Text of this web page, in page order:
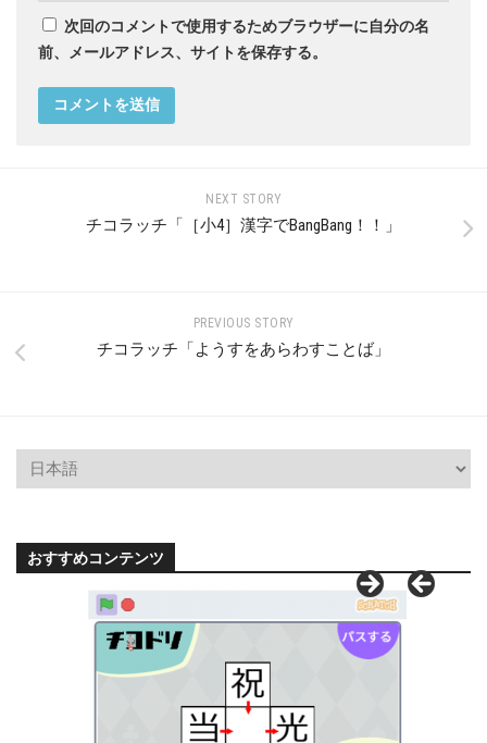
次回のコメントで使用するためブラウザーに自分の名
前、メールアドレス、サイトを保存する。
NEXT STORY
チコラッチ「［小4］漢字でBangBang！！」
PREVIOUS STORY
チコラッチ「ようすをあらわすことば」
おすすめコンテンツ